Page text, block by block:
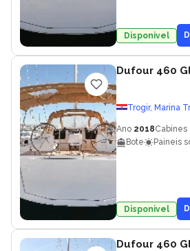
Disponivel
Dufour 460
Trogir, Marina
Ano 2018Cabines
Bote
Paineis
Disponivel
Dufour 460